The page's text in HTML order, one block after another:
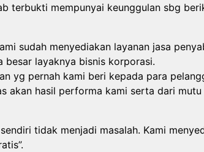
terbukti mempunyai keunggulan sbg
sudah menyediakan layanan jasa
besar layaknya bisnis korporasi.
yg pernah kami beri kepada para
akan hasil performa kami serta dari
tidak menjadi masalah. Kami